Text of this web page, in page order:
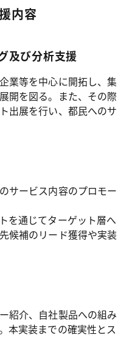
内容
及び分析支援
業等を中心に開拓し、集
開を図る。また、その際
出展を行い、都民へのサ
サービス内容のプロモー
を通じてターゲット層へ
候補のリード獲得や実装
紹介、自社製品への組み
本実装までの確実性とス